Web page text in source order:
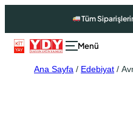
Tüm
Ana Sayfa / Edebiyat /